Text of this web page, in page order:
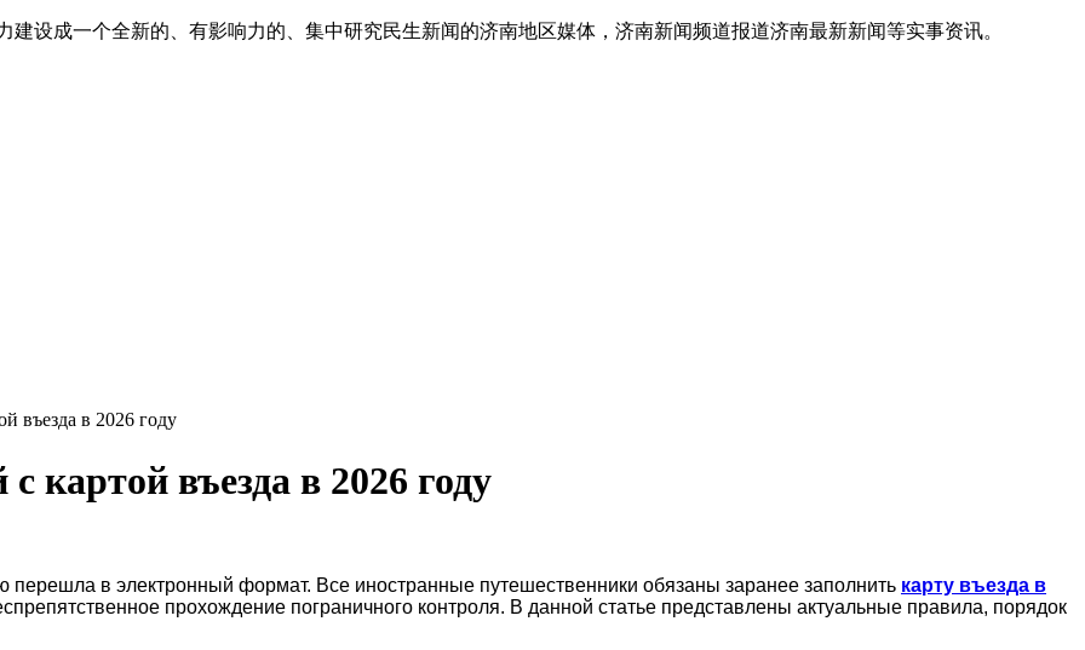
建设成一个全新的、有影响力的、集中研究民生新闻的济南地区媒体，济南新闻频道报道济南最新新闻等实事资讯。
въезда в 2026 году
картой въезда в 2026 году
перешла в электронный формат. Все иностранные путешественники обязаны заранее заполнить карту въезда в
прохождение пограничного контроля. В данной статье представлены актуальные правила, порядок